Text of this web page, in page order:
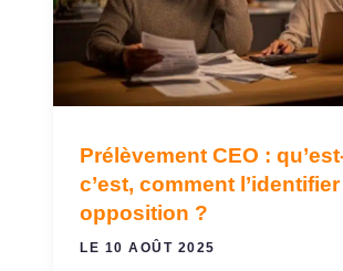
Prélèvement CEO :
c’est, comment
opposition ?
LE 10 AOÛT 2025